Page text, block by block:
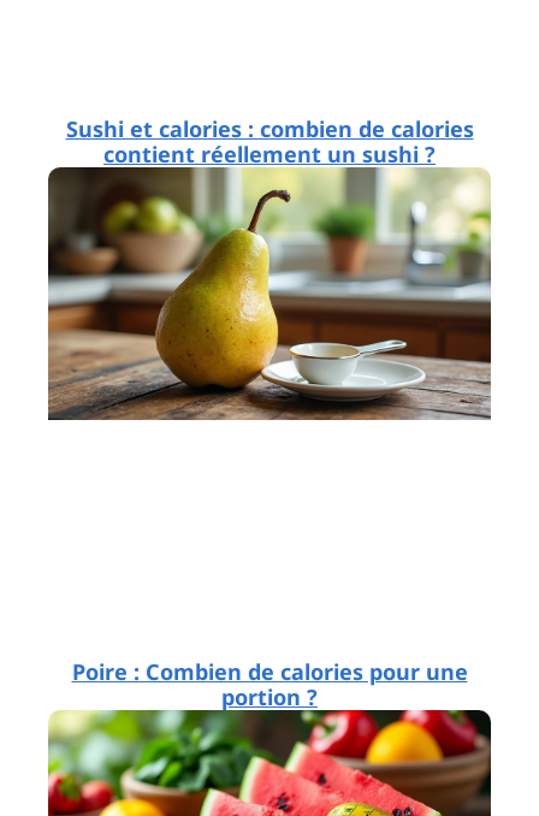
Sushi et calories : combien de calories
contient réellement un sushi ?
Poire : Combien de calories pour une
portion ?